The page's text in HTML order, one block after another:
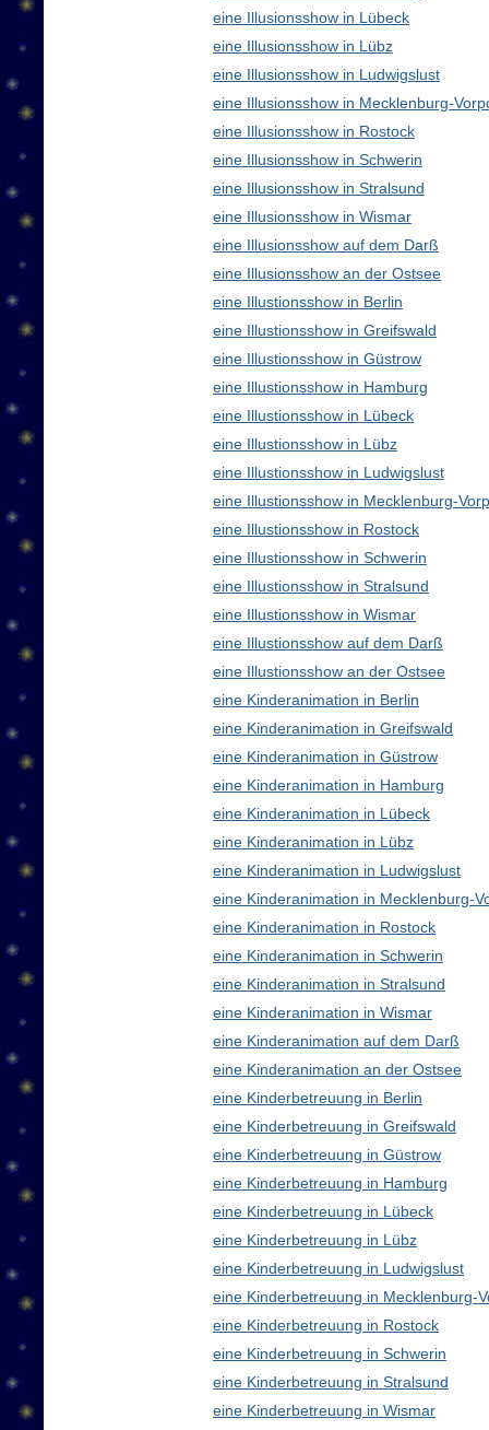
eine Illusionsshow in Lübeck
eine Illusionsshow in Lübz
eine Illusionsshow in Ludwigslust
eine Illusionsshow in Mecklenburg-
eine Illusionsshow in Rostock
eine Illusionsshow in Schwerin
eine Illusionsshow in Stralsund
eine Illusionsshow in Wismar
eine Illusionsshow auf dem Darß
eine Illusionsshow an der Ostsee
eine Illustionsshow in Berlin
eine Illustionsshow in Greifswald
eine Illustionsshow in Güstrow
eine Illustionsshow in Hamburg
eine Illustionsshow in Lübeck
eine Illustionsshow in Lübz
eine Illustionsshow in Ludwigslust
eine Illustionsshow in Mecklenburg-
eine Illustionsshow in Rostock
eine Illustionsshow in Schwerin
eine Illustionsshow in Stralsund
eine Illustionsshow in Wismar
eine Illustionsshow auf dem Darß
eine Illustionsshow an der Ostsee
eine Kinderanimation in Berlin
eine Kinderanimation in Greifswald
eine Kinderanimation in Güstrow
eine Kinderanimation in Hamburg
eine Kinderanimation in Lübeck
eine Kinderanimation in Lübz
eine Kinderanimation in Ludwigslust
eine Kinderanimation in Mecklenburg-
eine Kinderanimation in Rostock
eine Kinderanimation in Schwerin
eine Kinderanimation in Stralsund
eine Kinderanimation in Wismar
eine Kinderanimation auf dem Darß
eine Kinderanimation an der Ostsee
eine Kinderbetreuung in Berlin
eine Kinderbetreuung in Greifswald
eine Kinderbetreuung in Güstrow
eine Kinderbetreuung in Hamburg
eine Kinderbetreuung in Lübeck
eine Kinderbetreuung in Lübz
eine Kinderbetreuung in Ludwigslust
eine Kinderbetreuung in Mecklenburg-
eine Kinderbetreuung in Rostock
eine Kinderbetreuung in Schwerin
eine Kinderbetreuung in Stralsund
eine Kinderbetreuung in Wismar